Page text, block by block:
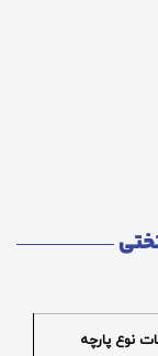
نوع پارچه